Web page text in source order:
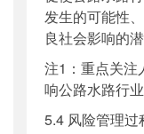
发生的可能性
良社会影响的
注1：重点关注
响公路水路行
5.4 风险管理